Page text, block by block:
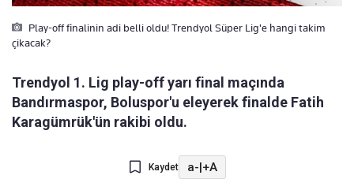
Play-off finalinin adi belli oldu! Trendyol Süper Lig'e hangi takim
çikacak?
Trendyol 1. Lig play-off yarı final maçında
Bandırmaspor, Boluspor'u eleyerek finalde Fatih
Karagümrük'ün rakibi oldu.
Kaydet a-|+A